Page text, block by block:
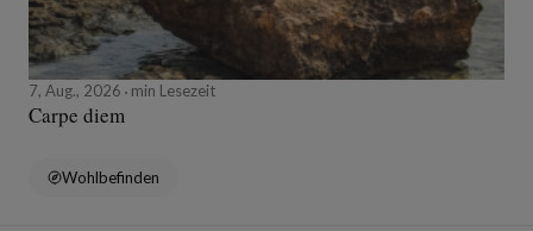
7, Aug., 2026 min Lesezeit
Carpe diem
Wohlbefinden